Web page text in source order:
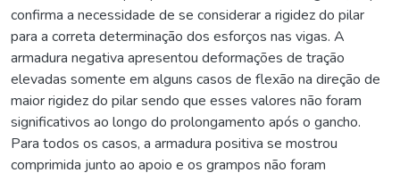
confirma a necessidade de se considerar a rigidez do pilar
para a correta determinação dos esforços nas vigas. A
armadura negativa apresentou deformações de tração
elevadas somente em alguns casos de flexão na direção de
maior rigidez do pilar sendo que esses valores não foram
significativos ao longo do prolongamento após o gancho.
Para todos os casos, a armadura positiva se mostrou
comprimida junto ao apoio e os grampos não foram